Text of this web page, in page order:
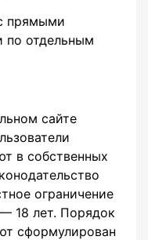
прямыми
по отдельным
сайте
в собственных
ограничение
18 лет. Порядок
сформулирован